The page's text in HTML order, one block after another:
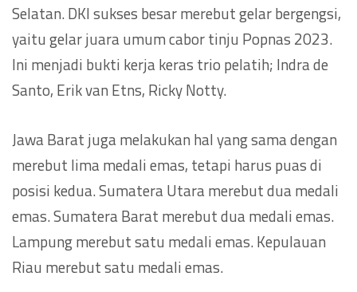
Selatan. DKI sukses besar merebut gelar bergengsi,
yaitu gelar juara umum cabor tinju Popnas 2023.
Ini menjadi bukti kerja keras trio pelatih; Indra de
Santo, Erik van Etns, Ricky Notty.
Jawa Barat juga melakukan hal yang sama dengan
merebut lima medali emas, tetapi harus puas di
posisi kedua. Sumatera Utara merebut dua medali
emas. Sumatera Barat merebut dua medali emas.
Lampung merebut satu medali emas. Kepulauan
Riau merebut satu medali emas.